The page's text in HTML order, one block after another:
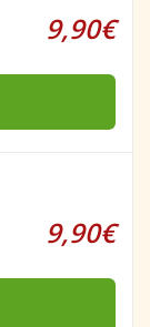
9,90€
9,90€